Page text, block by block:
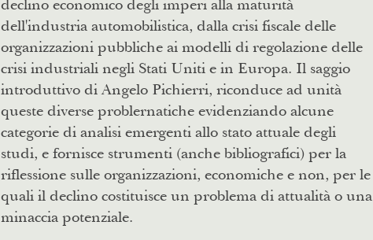
dell'industria automobilistica, dalla crisi fiscale delle
organizzazioni pubbliche ai modelli di regolazione delle
crisi industriali negli Stati Uniti e in Europa. Il saggio
introduttivo di Angelo Pichierri, riconduce ad unità
queste diverse problernatiche evidenziando alcune
categorie di analisi emergenti allo stato attuale degli
studi, e fornisce strumenti (anche bibliografici) per la
riflessione sulle organizzazioni, economiche e non, per le
quali il declino costituisce un problema di attualità o una
minaccia potenziale.